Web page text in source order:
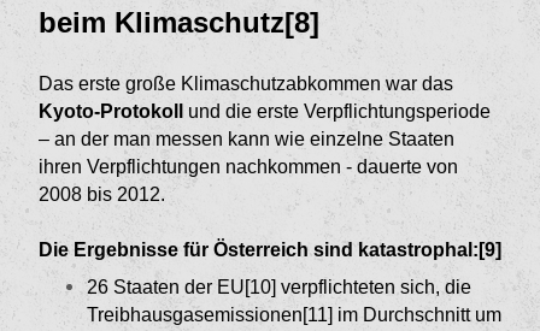
beim Klima­schutz[8]
Das erste große Klimaschutzabkommen war das
Kyoto-Protokoll
und die erste Verpflichtungsperiode
– an der man messen kann wie einzelne Staaten
ihren Verpflichtungen nachkommen - dauerte von
2008 bis 2012.
Die Ergebnisse für Österreich sind katastrophal:[9]
26 Staaten der EU[10] verpflichteten sich, die
Treib­hausgasemissionen[11] im Durchschnitt um